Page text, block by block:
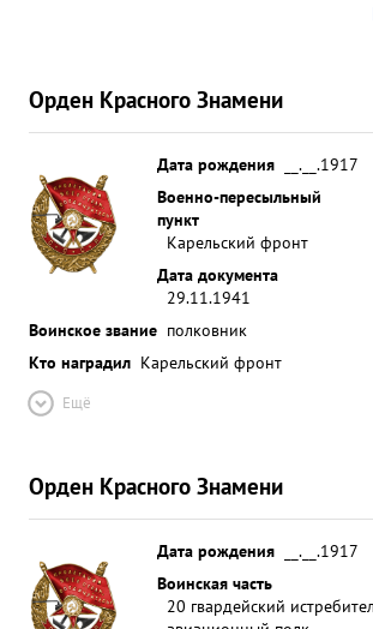
Орден Красного Знамени
Дата рождения
__.__.1917
Военно-пересыльный
пункт
Карельский фронт
Дата документа
29.11.1941
Воинское звание полковник
Кто наградил Карельский фронт
Ещё
Орден Красного Знамени
Дата рождения
__.__.1917
Воинская часть
20 гвардейский